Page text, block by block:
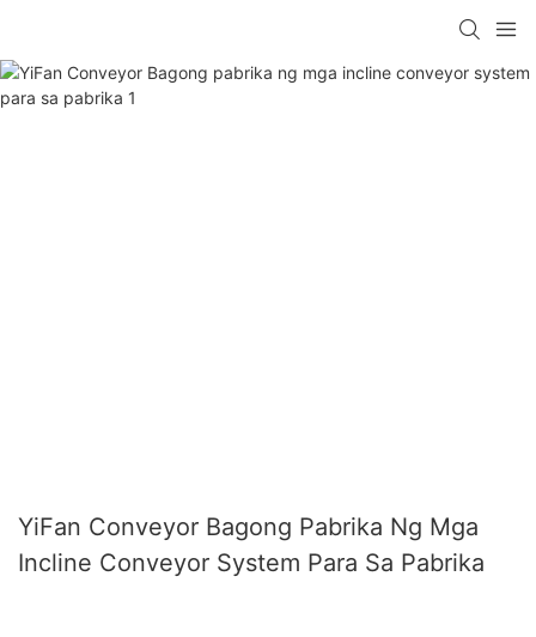
YiFan Conveyor Bagong Pabrika Ng Mga
Incline Conveyor System Para Sa Pabrika